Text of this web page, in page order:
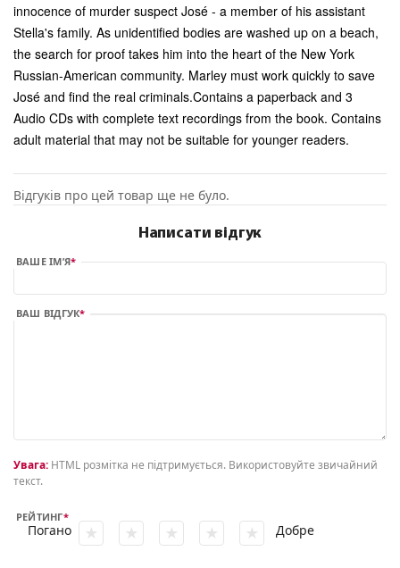
innocence of murder suspect José - a member of his assistant
Stella's family. As unidentified bodies are washed up on a beach,
the search for proof takes him into the heart of the New York
Russian-American community. Marley must work quickly to save
José and find the real criminals.Contains a paperback and 3
Audio CDs with complete text recordings from the book. Contains
adult material that may not be suitable for younger readers.
Відгуків про цей товар ще не було.
Написати відгук
ВАШЕ ІМ’Я
ВАШ ВІДГУК
Увага: HTML розмітка не підтримується. Використовуйте звичайний
текст.
РЕЙТИНГ
Погано Добре